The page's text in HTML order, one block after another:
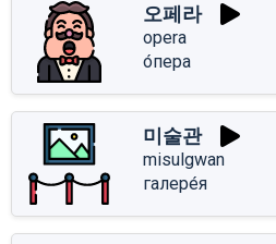
오페라
opera
о́пера
미술관
misulgwan
галере́я